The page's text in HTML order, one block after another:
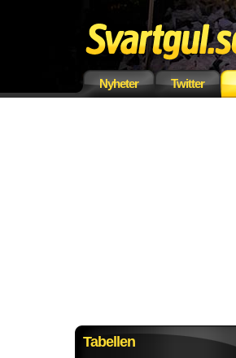
Nyheter Twitter
Tabellen